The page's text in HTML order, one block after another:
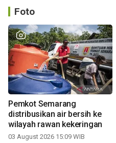
Foto
Pemkot Semarang
distribusikan air bersih ke
wilayah rawan kekeringan
03 August 2026 15:09 WIB